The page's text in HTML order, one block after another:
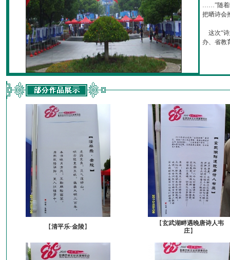
……”随着
把晒诗会
这次“诗
办、省教
【清平乐·金陵】 【玄武湖畔遇晚唐诗人韦
庄】